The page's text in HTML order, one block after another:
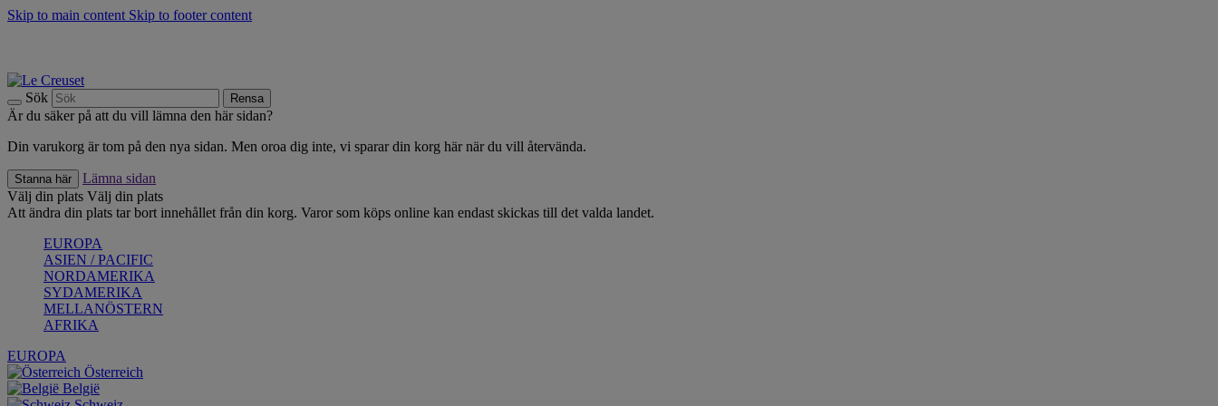
Skip to main content Skip to footer content
Sök Rensa
Är du säker på att du vill lämna den här sidan?
Din varukorg är tom på den nya sidan. Men oroa dig inte, vi sparar din korg här när du vill återvända.
Stanna här
Lämna sidan
Välj din plats Välj din plats
Att ändra din plats tar bort innehållet från din korg. Varor som köps online kan endast skickas till det valda landet.
EUROPA
ASIEN / PACIFIC
NORDAMERIKA
SYDAMERIKA
MELLANÖSTERN
AFRIKA
EUROPA
Österreich
België